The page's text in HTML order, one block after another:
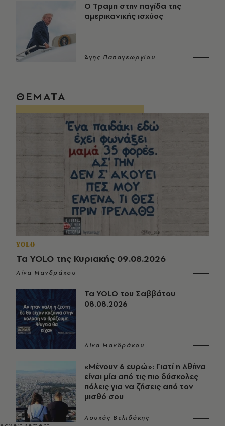
Ο Τραμπ στην παγίδα της
αμερικανικής ισχύος
Άγης Παπαγεωργίου
ΘΕΜΑΤΑ
YOLO
Τα YOLO της Κυριακής 09.08.2026
Λίνα Μανδράκου
Τα YOLO του Σαββάτου
08.08.2026
Λίνα Μανδράκου
«Μένουν 6 ευρώ»: Γιατί η Αθήνα
είναι μία από τις πιο δύσκολες
πόλεις για να ζήσεις από τον
μισθό σου
Λουκάς Βελιδάκης